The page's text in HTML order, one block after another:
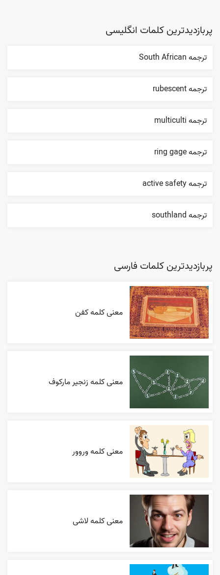
پربازدیدترین کلمات انگلیسی
ترجمه South African
ترجمه rubescent
ترجمه multiculti
ترجمه ring gage
ترجمه active safety
ترجمه southland
پربازدیدترین کلمات فارسی
معنی کلمه کفن
معنی کلمه زنجیر مارکوف
معنی کلمه وروور
معنی کلمه لاشی